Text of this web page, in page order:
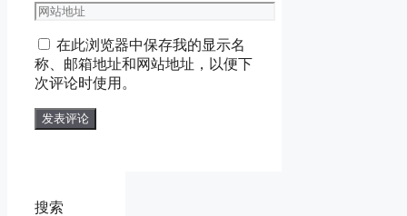
在此浏览器中保存我的显示名
称、邮箱地址和网站地址，以便下
次评论时使用。
搜索